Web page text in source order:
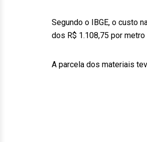
Segundo o IBGE, o custo
dos R$ 1.108,75 por
A parcela dos materiais